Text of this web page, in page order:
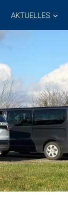
AKTUELLES